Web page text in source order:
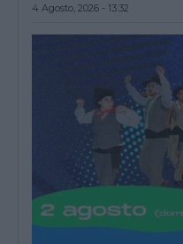
4 Agosto, 2026 - 13:32